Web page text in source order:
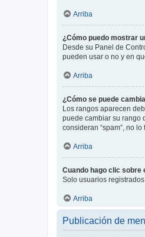
Arriba
¿Cómo puedo mostrar
Desde su Panel de
pueden usar o no y en
Arriba
¿Cómo se puede
Los rangos aparecen
puede cambiar su rango
consideran “spam”, no
Arriba
Cuando hago clic sobre
Solo usuarios
Arriba
Publicación de